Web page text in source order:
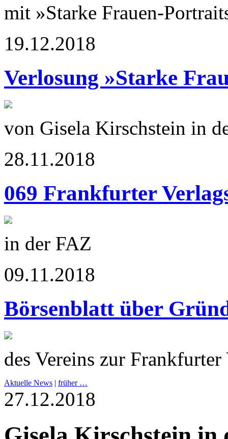
mit »Starke Frauen-
19.12.2018
Verlosung »Starke
von Gisela Kirschstein in
28.11.2018
069 Frankfurter
in der FAZ
09.11.2018
Börsenblatt über
des Vereins zur Frankfurter
Aktuelle News | früher …
27.12.2018